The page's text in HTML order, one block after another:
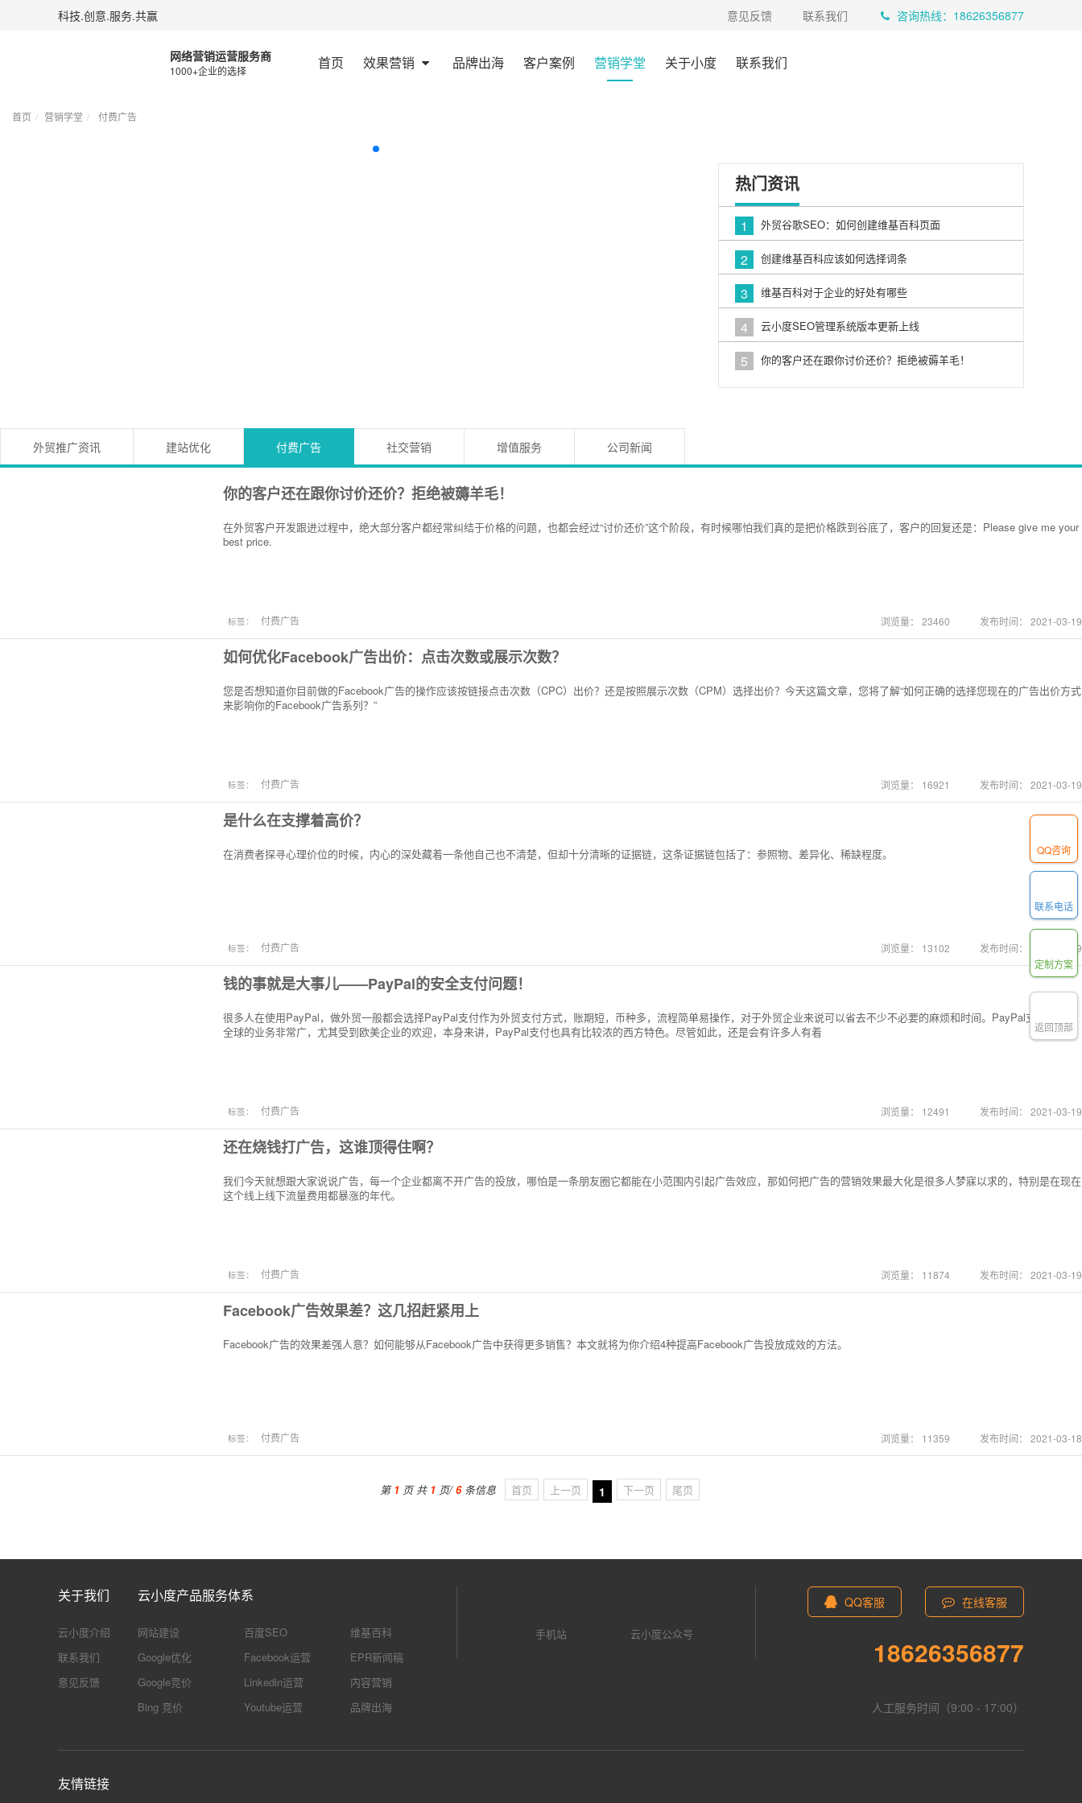
咨询热线：18626356877
科技.创意.服务.共赢 意见反馈 联系我们
网络营销运营服务商
1000+企业的选择 首页 效果营销 品牌出海 客户案例 营销学堂 关于小度 联系我们
首页 营销学堂 付费广告
热门资讯
1 外贸谷歌SEO：如何创建维基百科页面
2 创建维基百科应该如何选择词条
3 维基百科对于企业的好处有哪些
4 云小度SEO管理系统版本更新上线
5 你的客户还在跟你讨价还价？拒绝被薅羊毛！
外贸推广资讯 建站优化 付费广告 社交营销 增值服务 公司新闻
你的客户还在跟你讨价还价？拒绝被薅羊毛！
在外贸客户开发跟进过程中，绝大部分客户都经常纠结于价格的问题，也都会经过“讨价还价”这个阶段，有时候哪怕我们真的是把价格跌到谷底了，客户的回复还是：Please give me your
best price.
标签： 付费广告 浏览量： 23460 发布时间： 2021-03-19
如何优化Facebook广告出价：点击次数或展示次数？
您是否想知道你目前做的Facebook广告的操作应该按链接点击次数（CPC）出价？还是按照展示次数（CPM）选择出价？今天这篇文章，您将了解“如何正确的选择您现在的广告出价方式
来影响你的Facebook广告系列？”
标签： 付费广告 浏览量： 16921 发布时间： 2021-03-19
是什么在支撑着高价？
在消费者探寻心理价位的时候，内心的深处藏着一条他自己也不清楚，但却十分清晰的证据链，这条证据链包括了：参照物、差异化、稀缺程度。
标签： 付费广告 浏览量： 13102 发布时间： 2021-03-19
钱的事就是大事儿——PayPal的安全支付问题！
很多人在使用PayPal，做外贸一般都会选择PayPal支付作为外贸支付方式，账期短，币种多，流程简单易操作，对于外贸企业来说可以省去不少不必要的麻烦和时间。PayPal支付现在在
全球的业务非常广，尤其受到欧美企业的欢迎，本身来讲，PayPal支付也具有比较浓的西方特色。尽管如此，还是会有许多人有着
标签： 付费广告 浏览量： 12491 发布时间： 2021-03-19
还在烧钱打广告，这谁顶得住啊？
我们今天就想跟大家说说广告，每一个企业都离不开广告的投放，哪怕是一条朋友圈它都能在小范围内引起广告效应，那如何把广告的营销效果最大化是很多人梦寐以求的，特别是在现在
这个线上线下流量费用都暴涨的年代。
标签： 付费广告 浏览量： 11874 发布时间： 2021-03-19
Facebook广告效果差？这几招赶紧用上
Facebook广告的效果差强人意？如何能够从Facebook广告中获得更多销售？本文就将为你介绍4种提高Facebook广告投放成效的方法。
标签： 付费广告 浏览量： 11359 发布时间： 2021-03-18
第 1 页 共 1 页/ 6 条信息 首页 上一页 1 下一页 尾页
关于我们
云小度介绍
联系我们
意见反馈
云小度产品服务体系
网站建设 百度SEO
维基百科
Google优化
Facebook运营
EPR新闻稿
Google竞价
Linkedin运营
内容营销
Bing 竞价
Youtube运营 品牌出海
手机站 云小度公众号
QQ客服 在线客服
18626356877
人工服务时间（9:00 - 17:00）
友情链接
QQ咨询
联系电话
定制方案
返回顶部